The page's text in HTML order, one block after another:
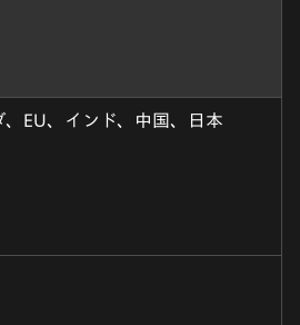
、EU、インド、中国、日本